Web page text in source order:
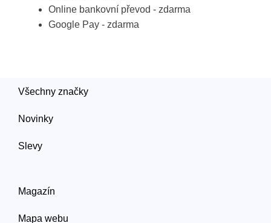
Online bankovní převod - zdarma
Google Pay - zdarma
Všechny značky
Novinky
Slevy
Magazín
Mapa webu